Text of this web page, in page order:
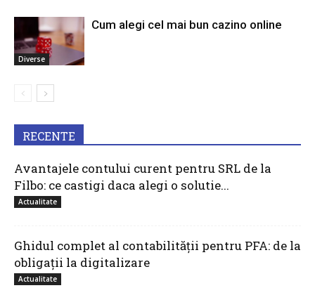
Diverse
Cum alegi cel mai bun cazino online
RECENTE
Avantajele contului curent pentru SRL de la
Filbo: ce castigi daca alegi o solutie...
Actualitate
Ghidul complet al contabilității pentru PFA: de la
obligații la digitalizare
Actualitate